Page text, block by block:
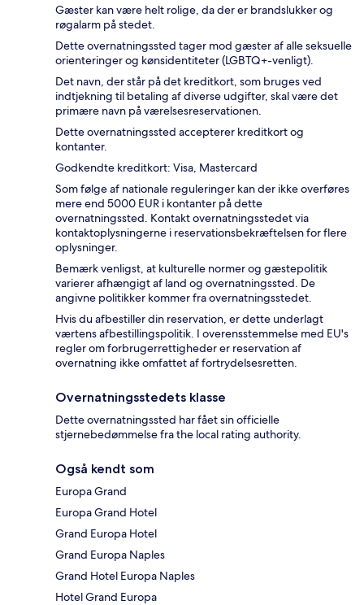
Gæster kan være helt rolige, da der er brandslukker og
røgalarm på stedet.
Dette overnatningssted tager mod gæster af alle seksuelle
orienteringer og kønsidentiteter (LGBTQ+-venligt).
Det navn, der står på det kreditkort, som bruges ved
indtjekning til betaling af diverse udgifter, skal være det
primære navn på værelsesreservationen.
Dette overnatningssted accepterer kreditkort og
kontanter.
Godkendte kreditkort: Visa, Mastercard
Som følge af nationale reguleringer kan der ikke overføres
mere end 5000 EUR i kontanter på dette
overnatningssted. Kontakt overnatningsstedet via
kontaktoplysningerne i reservationsbekræftelsen for flere
oplysninger.
Bemærk venligst, at kulturelle normer og gæstepolitik
varierer afhængigt af land og overnatningssted. De
angivne politikker kommer fra overnatningsstedet.
Hvis du afbestiller din reservation, er dette underlagt
værtens afbestillingspolitik. I overensstemmelse med EU's
regler om forbrugerrettigheder er reservation af
overnatning ikke omfattet af fortrydelsesretten.
Overnatningsstedets klasse
Dette overnatningssted har fået sin officielle
stjernebedømmelse fra the local rating authority.
Også kendt som
Europa Grand
Europa Grand Hotel
Grand Europa Hotel
Grand Europa Naples
Grand Hotel Europa Naples
Hotel Grand Europa